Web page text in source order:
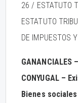
26 / ESTATUTO
ESTATUTO
DE IMPUESTOS
CONYUGAL –
Bienes sociales